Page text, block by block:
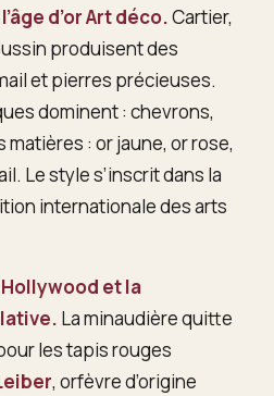
d’or Art déco.Cartier,
produisent des
et pierres précieuses.
dominent : chevrons,
matières : or jaune, or rose,
Le style s’inscrit dans la
internationale des arts
Hollywood et la
La minaudière quitte
les tapis rouges
, orfèvre d’origine